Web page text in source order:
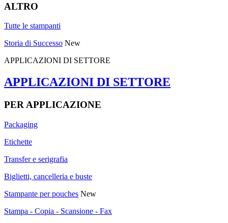
ALTRO
Tutte le stampanti
Storia di Successo New
APPLICAZIONI DI SETTORE
APPLICAZIONI DI SETTORE
PER APPLICAZIONE
Packaging
Etichette
Transfer e serigrafia
Biglietti, cancelleria e buste
Stampante per pouches New
Stampa - Copia - Scansione - Fax